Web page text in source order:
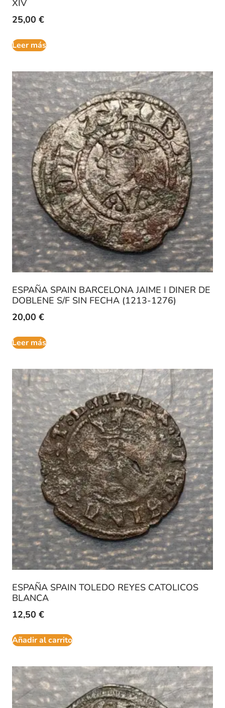
XIV
25,00 €
Leer más
ESPAÑA SPAIN BARCELONA JAIME I DINER DE
DOBLENE S/F SIN FECHA (1213-1276)
20,00 €
Leer más
ESPAÑA SPAIN TOLEDO REYES CATOLICOS
BLANCA
12,50 €
Añadir al carrito